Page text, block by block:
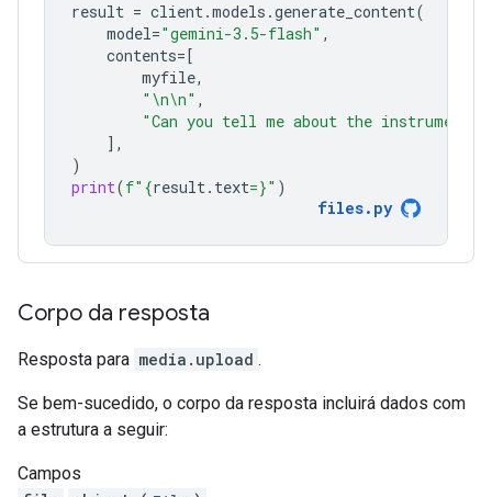
result = client.models .generate_content(
model="gemini-3.5-flash" ,
contents=[
myfile,
" \n\n" ,
"Can you tell me about the
],
)
print(f" {result. text=}" )
files. py
Corpo da resposta
Resposta para media.upload .
Se bem-sucedido, o corpo da resposta incluirá dados com
a estrutura a seguir:
Campos